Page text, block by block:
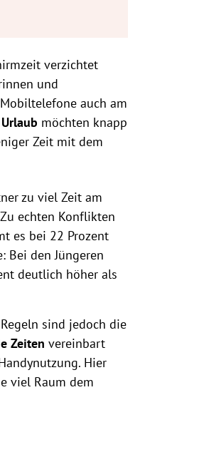
verzichtet
und
auch am
Urlaub möchten knapp
Zeit mit dem
zu viel Zeit am
echten Konflikten
es bei 22 Prozent
Bei den Jüngeren
deutlich höher als
sind jedoch die
Zeiten vereinbart
Hier
viel Raum dem